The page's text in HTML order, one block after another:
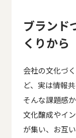
ブランド
くりから
会社の文化づ
ど、実は情報
そんな課題感
文化醸成やイ
が集い、お互